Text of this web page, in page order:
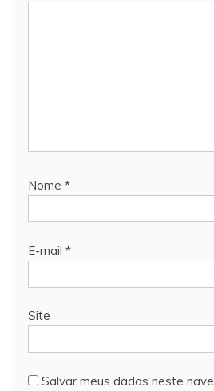
Nome *
E-mail *
Site
Salvar meus dados neste